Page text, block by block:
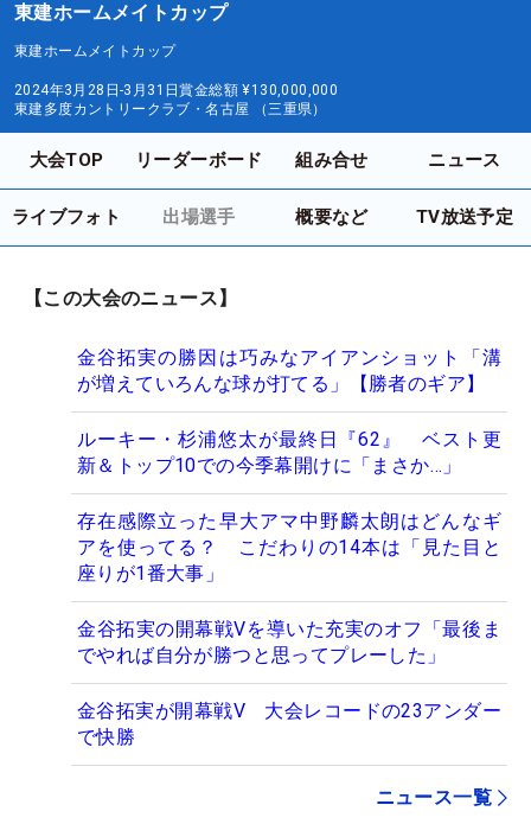
東建ホームメイトカップ
東建ホームメイトカップ
2024年3月28日-3月31日賞金総額 ¥130,000,000
東建多度カントリークラブ・名古屋 （三重県）
大会TOP リーダーボード 組み合せ ニュース
ライブフォト 出場選手 概要など TV放送予定
【この大会のニュース】
金谷拓実の勝因は巧みなアイアンショット「溝
が増えていろんな球が打てる」【勝者のギア】
ルーキー・杉浦悠太が最終日『62』 ベスト更
新＆トップ10での今季幕開けに「まさか…」
存在感際立った早大アマ中野麟太朗はどんなギ
アを使ってる？ こだわりの14本は「見た目と
座りが1番大事」
金谷拓実の開幕戦Vを導いた充実のオフ「最後ま
でやれば自分が勝つと思ってプレーした」
金谷拓実が開幕戦V 大会レコードの23アンダー
で快勝
ニュース一覧